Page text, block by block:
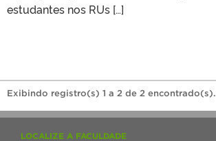
estudantes nos RUs […]
Exibindo registro(s) 1 a 2 de 2 encontrado(s).
LOCALIZE A FACULDADE